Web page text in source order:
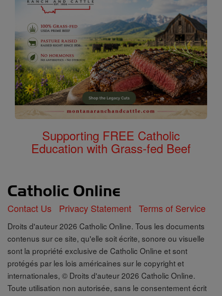
Supporting FREE Catholic
Education with Grass-fed Beef
Contact Us Privacy Statement Terms of Service
Droits d'auteur 2026 Catholic Online. Tous les documents
contenus sur ce site, qu'elle soit écrite, sonore ou visuelle
sont la propriété exclusive de Catholic Online et sont
protégés par les lois américaines sur le copyright et
internationales, © Droits d'auteur 2026 Catholic Online.
Toute utilisation non autorisée, sans le consentement écrit